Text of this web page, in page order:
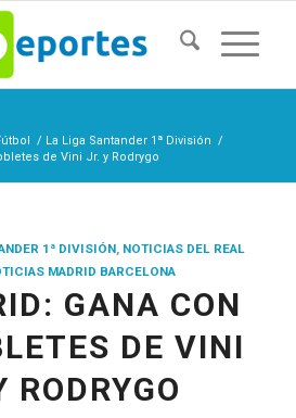
/ La Liga Santander 1ª División /
de Vini Jr. y Rodrygo
1ª DIVISIÓN, NOTICIAS DEL REAL
MADRID BARCELONA
GANA CON
DE VINI
RODRYGO